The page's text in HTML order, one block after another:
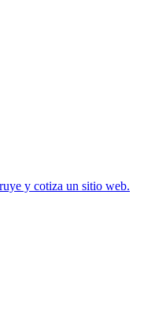
y cotiza un sitio web.